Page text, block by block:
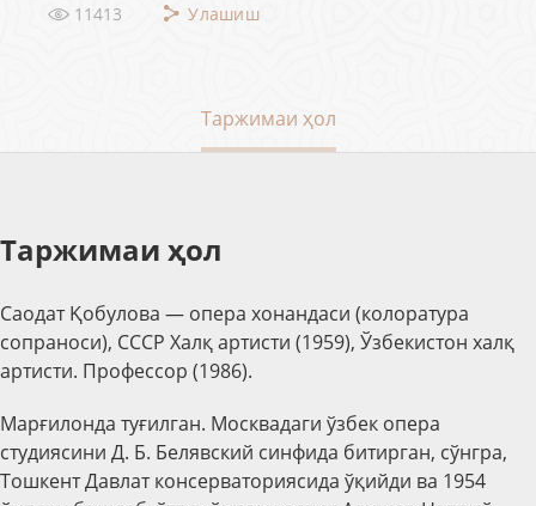
11413 Улашиш
Таржимаи ҳол
Таржимаи ҳол
Саодат Қобулова — опера хонандаси (колоратура
сопраноси), СССР Халқ артисти (1959), Ўзбекистон халқ
артисти. Профессор (1986).
Марғилонда туғилган. Москвадаги ўзбек опера
студиясини Д. Б. Белявский синфида битирган, сўнгра,
Тошкент Давлат консерваториясида ўқийди ва 1954